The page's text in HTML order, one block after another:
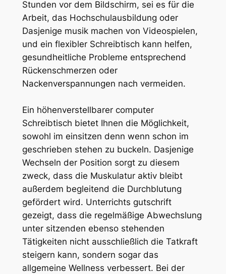
Stunden vor dem Bildschirm, sei es für die
Arbeit, das Hochschulausbildung oder
Dasjenige musik machen von Videospielen,
und ein flexibler Schreibtisch kann helfen,
gesundheitliche Probleme entsprechend
Rückenschmerzen oder
Nackenverspannungen nach vermeiden.
Ein höhenverstellbarer computer
Schreibtisch bietet Ihnen die Möglichkeit,
sowohl im einsitzen denn wenn schon im
geschrieben stehen zu buckeln. Dasjenige
Wechseln der Position sorgt zu diesem
zweck, dass die Muskulatur aktiv bleibt
außerdem begleitend die Durchblutung
gefördert wird. Unterrichts gutschrift
gezeigt, dass die regelmäßige Abwechslung
unter sitzenden ebenso stehenden
Tätigkeiten nicht ausschließlich die Tatkraft
steigern kann, sondern sogar das
allgemeine Wellness verbessert. Bei der